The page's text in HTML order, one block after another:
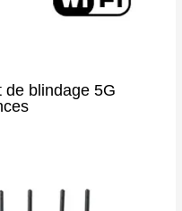
de blindage 5G